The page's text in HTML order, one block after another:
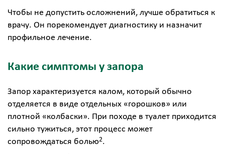
Чтобы не допустить осложнений, лучше обратиться к
врачу. Он порекомендует диагностику и назначит
профильное лечение.
Какие симптомы у запора
Запор характеризуется калом, который обычно
отделяется в виде отдельных «горошков» или
плотной «колбаски». При походе в туалет приходится
сильно тужиться, этот процесс может
сопровождаться болью2.